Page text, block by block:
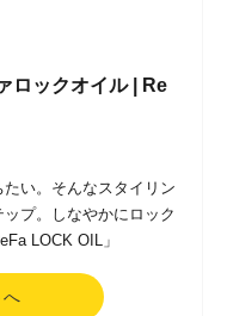
ロックオイル | Re
い。そんなスタイリン
プ。しなやかにロック
LOCK OIL」